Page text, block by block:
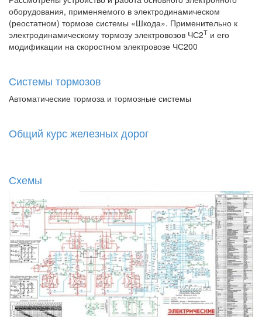
оборудования, применяемого в электродинамическом
(реостатном) тормозе системы «Шкода». Применительно к
электродинамическому тормозу электровозов ЧС2Т и его
модификации на скоростном электровозе ЧС200
Системы тормозов
Автоматические тормоза и тормозные системы
Общий курс железных дорог
Схемы